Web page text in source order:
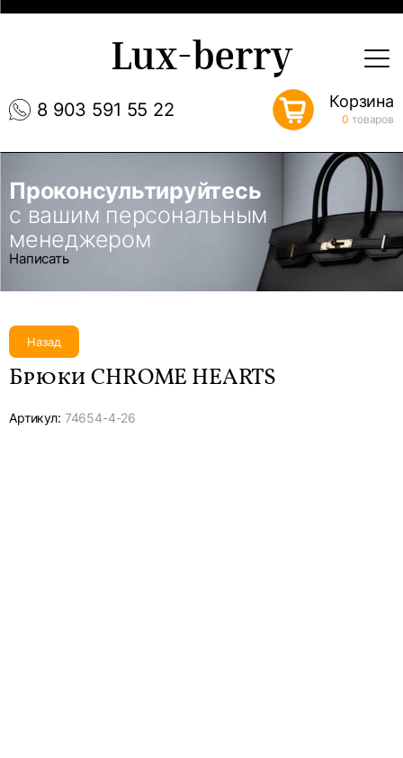
8 903 591 55 22
Lux-berry
Корзина
0 товаров
Проконсультируйтесь
с вашим персональным
менеджером
Написать
Назад
Брюки CHROME HEARTS
Артикул: 74654-4-26